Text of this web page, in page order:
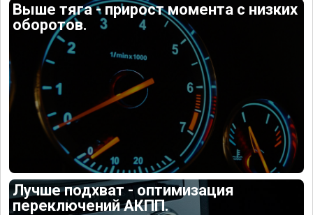
Выше тяга - прирост момента с низких
оборотов.
Лучше подхват - оптимизация
переключений АКПП.